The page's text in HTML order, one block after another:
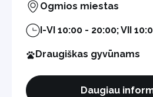
Ogmios miestas
I-VI 10:00 - 20:00; VII
Draugiškas gyvūnams
Daugiau